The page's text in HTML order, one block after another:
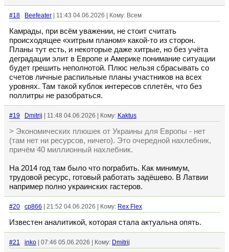
#18 Beefeater | 11:43 04.06.2026 | Кому: Всем
Камрады, при всём уважении, не стоит считать
происходящее «хитрым планом» какой-то из сторон.
Планы тут есть, и некоторые даже хитрые, но без учёта
деградации элит в Европе и Америке понимание ситуации
будет грешить неполнотой. Плюс нельзя сбрасывать со
счетов личные распильные планы участников на всех
уровнях. Там такой кублок интересов сплетён, что без
поллитры не разобраться.
#19 Dmitrij | 11:48 04.06.2026 | Кому: Kaktus
> Экономических плюшек от Украины для Европы - нет
(там нет ни ресурсов, ничего). Это очередной нахлебник,
причём 40 миллионный нахлебник.
На 2014 год там было что пограбить. Как минимум,
трудовой ресурс, готовый работать задёшево. В Латвии
например полно украинских гастеров.
#20 cp866 | 21:52 04.06.2026 | Кому: Rex Flex
Известен аналитикой, которая стала актуальна опять.
#21 inko | 07:46 05.06.2026 | Кому: Dmitrij